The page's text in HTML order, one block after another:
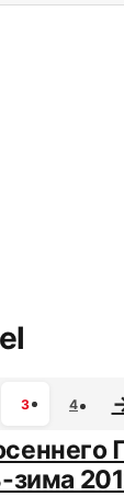
3 4
зима